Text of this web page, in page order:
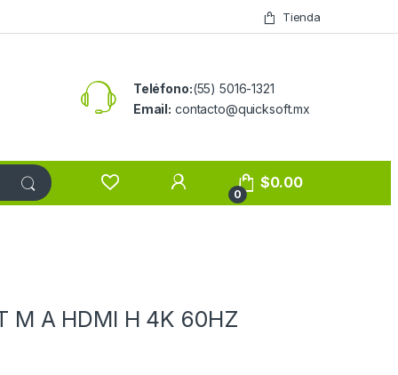
Tienda
Teléfono:(55) 5016-1321
Email: contacto@quicksoft.mx
0
$0.00
M A HDMI H 4K 60HZ